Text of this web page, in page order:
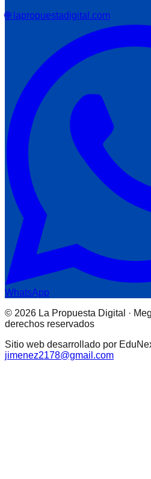
🌐 lapropuestadigital.com
WhatsApp
© 2026 La Propuesta Digital ·
derechos reservados
Sitio web desarrollado por
jimenez2178@gmail.com